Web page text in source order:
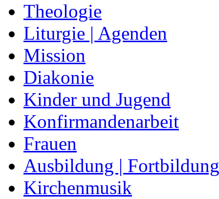
Theologie
Liturgie | Agenden
Mission
Diakonie
Kinder und Jugend
Konfirmandenarbeit
Frauen
Ausbildung | Fortbildung
Kirchenmusik